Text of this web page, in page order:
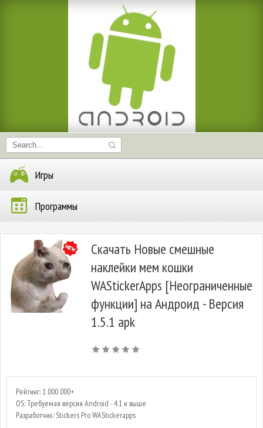
Игры
Программы
Скачать Новые смешные
наклейки мем кошки
WAStickerApps [Неограниченные
функции] на Андроид - Версия
1.5.1 apk
Рейтинг: 1 000 000+
OS: Требуемая версия Android - 4.1 и выше
Разработчик: Stickers Pro WAStickerapps